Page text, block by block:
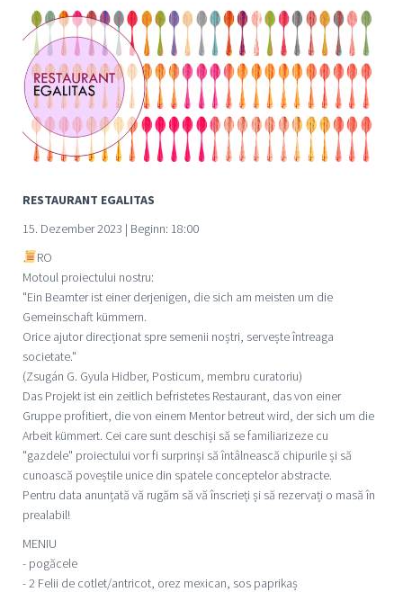
RESTAURANT EGALITAS
15. Dezember 2023 | Beginn: 18:00
RO
Motoul proiectului nostru:
"Ein Beamter ist einer derjenigen, die sich am meisten um die
Gemeinschaft kümmern.
Orice ajutor direcționat spre semenii noștri, servește întreaga
societate."
(Zsugán G. Gyula Hidber, Posticum, membru curatoriu)
Das Projekt ist ein zeitlich befristetes Restaurant, das von einer
Gruppe profitiert, die von einem Mentor betreut wird, der sich um die
Arbeit kümmert. Cei care sunt deschiși să se familiarizeze cu
"gazdele" proiectului vor fi surprinși să întâlnească chipurile și să
cunoască poveștile unice din spatele conceptelor abstracte.
Pentru data anunțată vă rugăm să vă înscrieți și să rezervați o masă în
prealabil!
MENIU
- pogăcele
- 2 Felii de cotlet/antricot, orez mexican, sos paprikaș